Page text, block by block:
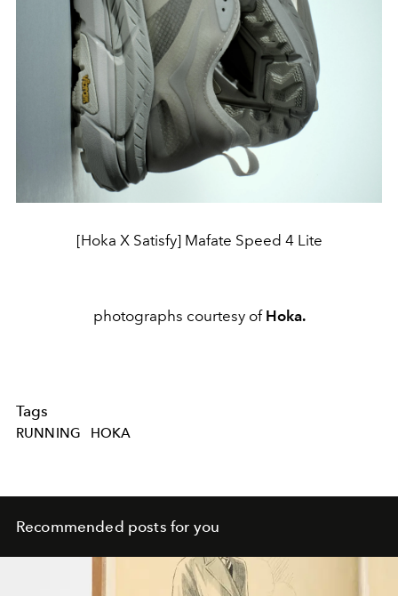
[Hoka X Satisfy] Mafate Speed 4 Lite
photographs courtesy of Hoka.
Tags
RUNNING HOKA
Recommended posts for you